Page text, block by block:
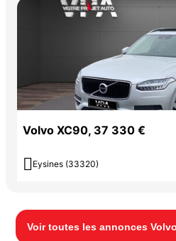
Volvo XC90, 37 330 €
 Eysines (33320)
Voir toutes les annonces